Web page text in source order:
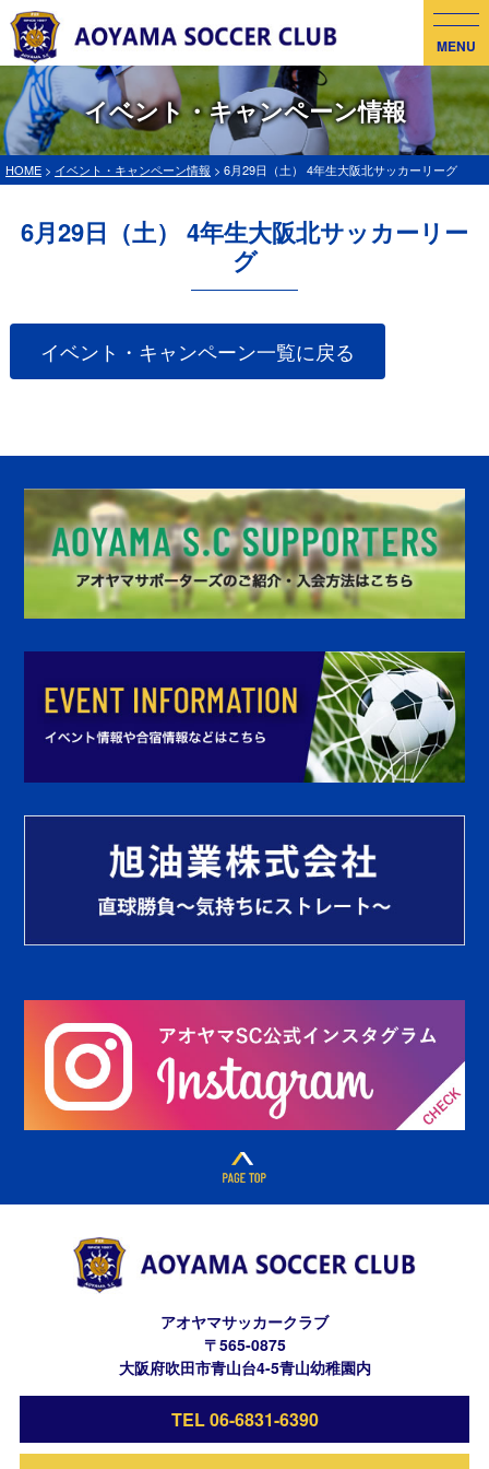
MENU
イベント・キャンペーン情報
HOME > イベント・キャンペーン情報 > 6月29日（土） 4年生大阪北サッカーリーグ
6月29日（土） 4年生大阪北サッカーリー
グ
イベント・キャンペーン一覧に戻る
アオヤマサッカークラブ
〒565-0875
大阪府吹田市青山台4-5青山幼稚園内
TEL 06-6831-6390